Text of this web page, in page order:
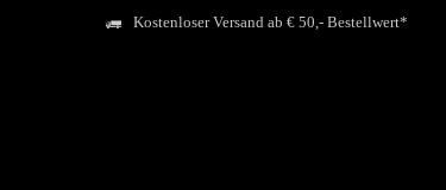
Kostenloser Versand ab € 50,- Bestellwert*